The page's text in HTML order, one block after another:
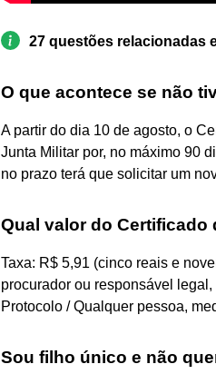
27 questões relacionadas
O que acontece se não
A partir do dia 10 de agosto, o
Junta Militar por, no máximo 90
no prazo terá que solicitar um
Qual valor do Certificado
Taxa: R$ 5,91 (cinco reais e
procurador ou responsável
Protocolo / Qualquer pessoa,
Sou filho único e não